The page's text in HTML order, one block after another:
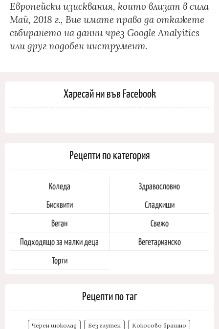
Европейски изисквания, които влизат в сила
Май, 2018 г., Вие имате право да откажете
събирането на данни чрез Google Analyitics
или друг подобен инструмент.
Харесай ни във Facebook
Рецепти по категория
Коледа
Здравословно
Бисквити
Сладкиши
Веган
Свежо
Подходящо за малки деца
Вегетарианско
Торти
Рецепти по таг
Черен шоколад Без глутен Кокосово брашно